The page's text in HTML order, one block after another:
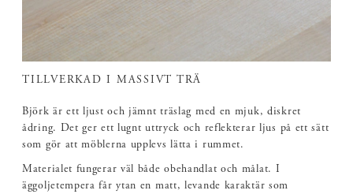
TILLVERKAD I MASSIVT TRÄ
Björk är ett ljust och jämnt träslag med en mjuk, diskret
ådring. Det ger ett lugnt uttryck och reflekterar ljus på ett sätt
som gör att möblerna upplevs lätta i rummet.
Materialet fungerar väl både obehandlat och målat. I
äggoljetempera får ytan en matt, levande karaktär som